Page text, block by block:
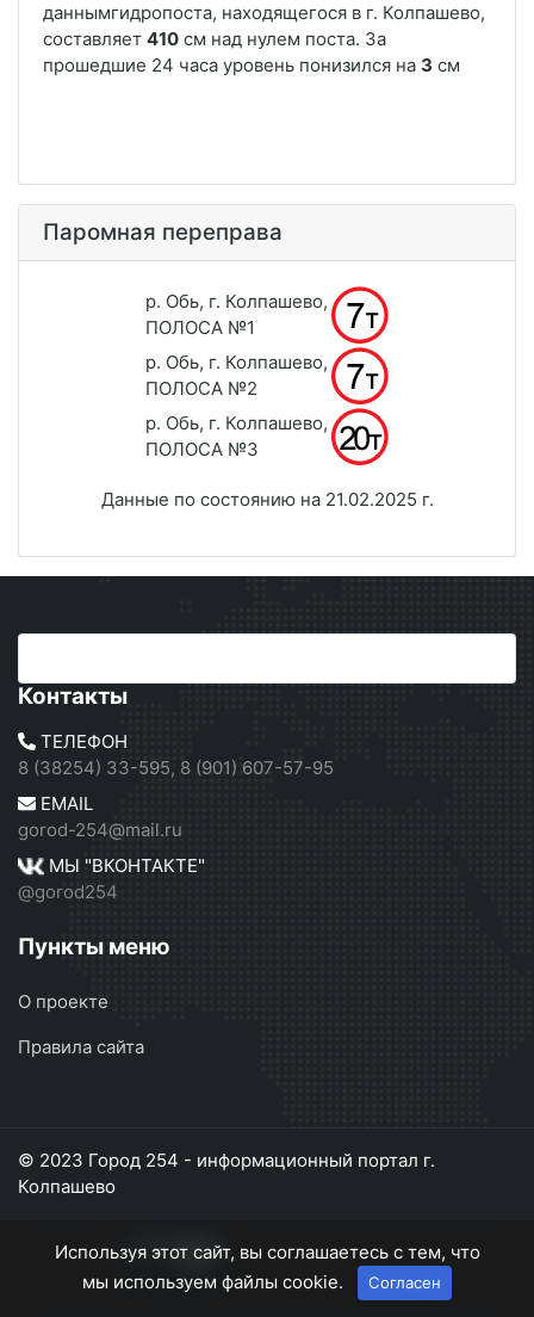
Паромная переправа
р. Обь, г. Колпашево,
ПОЛОСА №1
р. Обь, г. Колпашево,
ПОЛОСА №2
р. Обь, г. Колпашево,
ПОЛОСА №3
Данные по состоянию на 21.02.2025 г.
Контакты
ТЕЛЕФОН
8 (38254) 33-595, 8 (901) 607-57-95
EMAIL
gorod-254@mail.ru
МЫ "ВКОНТАКТЕ"
@gorod254
Пункты меню
О проекте
Правила сайта
© 2023 Город 254 - информационный портал г.
Колпашево
Используя этот сайт, вы соглашаетесь с тем, что
мы используем файлы cookie.
Согласен